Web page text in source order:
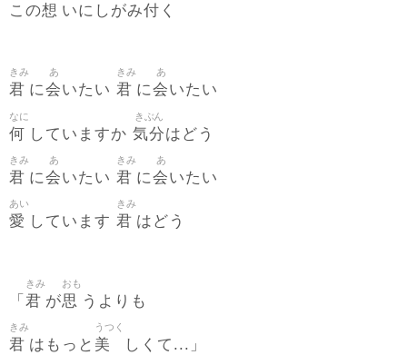
この想 いにしがみ付 く
君
きみ
に会
あ
いたい 君
きみ
に会
あ
いたい
何
なに
していますか 気分
きぶん
はどう
君
きみ
に会
あ
いたい 君
きみ
に会
あ
いたい
愛
あい
しています 君
きみ
はどう
「 君
きみ
が思
おも
うよりも
君
きみ
はもっと 美
うつく
しくて...」